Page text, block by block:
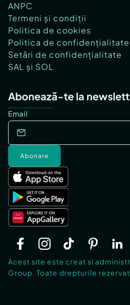
ANPC
Termeni și condiții
Politica de cookies
Politica de confidențialitate
Setări de confidențialitate
SAL și SOL
Abonează-te la
Email
Abonare
Acest site este creat si
Group. Toate drepturile